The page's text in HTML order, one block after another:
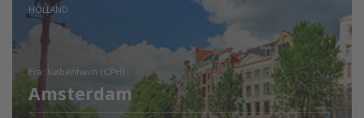
Kontrollér oplysninger
HOLLAND
fra: København (CPH)
Amsterdam